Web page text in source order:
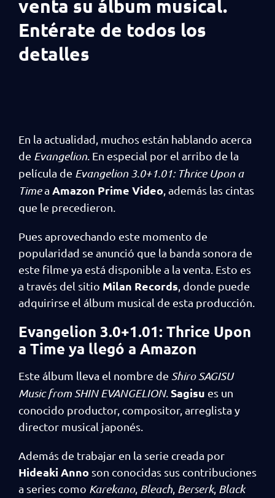
venta su álbum musical.
Entérate de todos los
detalles
En la actualidad, muchos están hablando acerca
de Evangelion . En especial por el arribo de la
película de Evangelion 3.0+1.01: Thrice Upon a
Timea Amazon Prime Video , además las cintas
que le precedieron.
Pues aprovechando este momento de
popularidad se anunció que la banda sonora de
este filme ya está disponible a la venta. Esto es
a través del sitio Milan Records , donde puede
adquirirse el álbum musical de esta producción.
Evangelion 3.0+1.01: Thrice Upon
a Time ya llegó a Amazon
Este álbum lleva el nombre de Shiro SAGISU
Music from SHIN EVANGELION. Sagisu es un
conocido productor, compositor, arreglista y
director musical japonés.
Además de trabajar en la serie creada por
Hideaki Anno son conocidas sus contribuciones
a series como Karekano, Bleach Berserk, Black